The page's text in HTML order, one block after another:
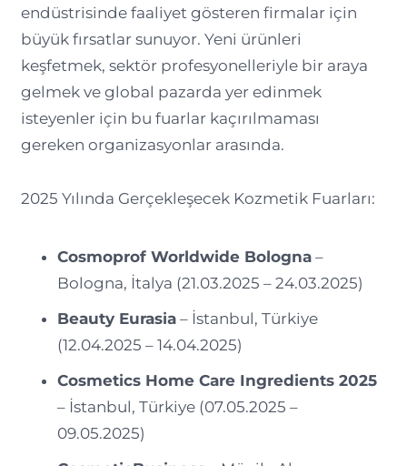
endüstrisinde faaliyet gösteren firmalar için
büyük fırsatlar sunuyor. Yeni ürünleri
keşfetmek, sektör profesyonelleriyle bir araya
gelmek ve global pazarda yer edinmek
isteyenler için bu fuarlar kaçırılmaması
gereken organizasyonlar arasında.
2025 Yılında Gerçekleşecek Kozmetik Fuarları:
Cosmoprof Worldwide Bologna–
Bologna, İtalya (21.03.2025 – 24.03.2025)
Beauty Eurasia– İstanbul, Türkiye
(12.04.2025 – 14.04.2025)
Cosmetics Home Care Ingredients 2025
– İstanbul, Türkiye (07.05.2025 –
09.05.2025)